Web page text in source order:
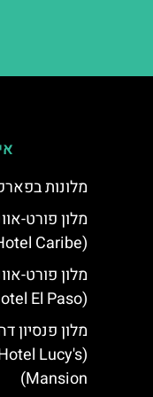
מלונות
מלון פורט-
(PortAventura Hotel Caribe)
מלון פורט-
(PortAventura Hotel El Paso)
מלון פנסיון
Lucy's
Mansion‬)